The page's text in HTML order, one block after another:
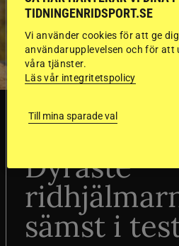
Dyraste
sämst i
TIDNINGENRIDSPORT.SE
Vi använder cookies för att ge
användarupplevelsen och för
våra tjänster.
Läs vår integritetspolicy
Till mina sparade val